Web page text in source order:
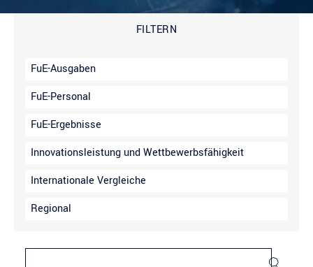
FILTERN
FuE-Ausgaben
FuE-Personal
FuE-Ergebnisse
Innovationsleistung und Wettbewerbsfähigkeit
Internationale Vergleiche
Regional